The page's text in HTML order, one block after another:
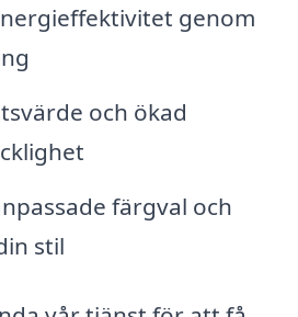
genom
och ökad
färgval och
stil